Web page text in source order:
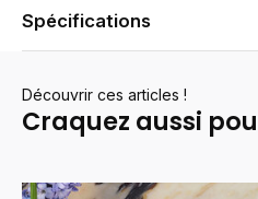
Spécifications
Découvrir ces articles !
Craquez aussi